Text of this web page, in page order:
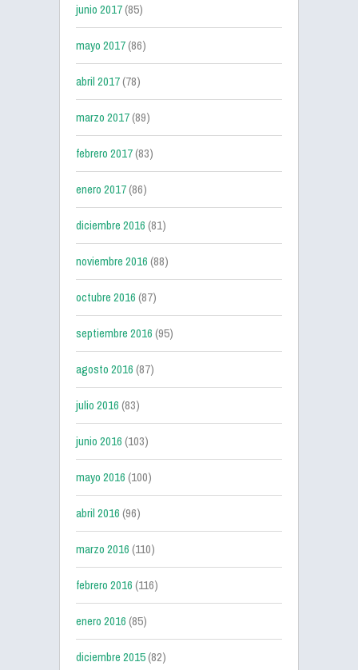
junio 2017(85)
mayo 2017(86)
abril 2017(78)
marzo 2017(89)
febrero 2017(83)
enero 2017(86)
diciembre 2016(81)
noviembre 2016(88)
octubre 2016(87)
septiembre 2016(95)
agosto 2016(87)
julio 2016(83)
junio 2016(103)
mayo 2016(100)
abril 2016(96)
marzo 2016(110)
febrero 2016(116)
enero 2016(85)
diciembre 2015(82)